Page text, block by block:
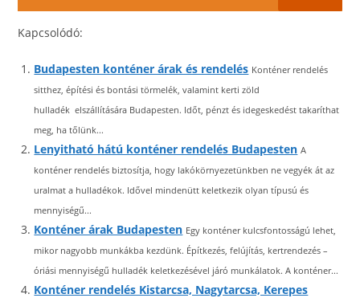
Kapcsolódó:
Budapesten konténer árak és rendelés Konténer rendelés
sitthez, építési és bontási törmelék, valamint kerti zöld
hulladék elszállítására Budapesten. Időt, pénzt és idegeskedést takaríthat
meg, ha tőlünk...
Lenyitható hátú konténer rendelés Budapesten A
konténer rendelés biztosítja, hogy lakókörnyezetünkben ne vegyék át az
uralmat a hulladékok. Idővel mindenütt keletkezik olyan típusú és
mennyiségű...
Konténer árak Budapesten Egy konténer kulcsfontosságú lehet,
mikor nagyobb munkákba kezdünk. Építkezés, felújítás, kertrendezés –
óriási mennyiségű hulladék keletkezésével járó munkálatok. A konténer...
Konténer rendelés Kistarcsa, Nagytarcsa, Kerepes